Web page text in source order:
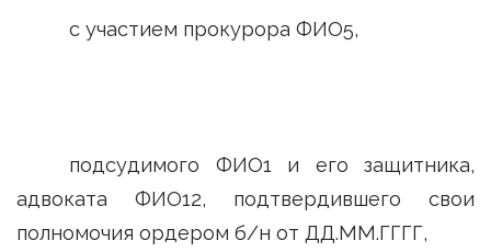
с участием прокурора ФИО5,
подсудимого ФИО1 и его защитника,
адвоката ФИО12, подтвердившего свои
полномочия ордером б/н от ДД.ММ.ГГГГ,